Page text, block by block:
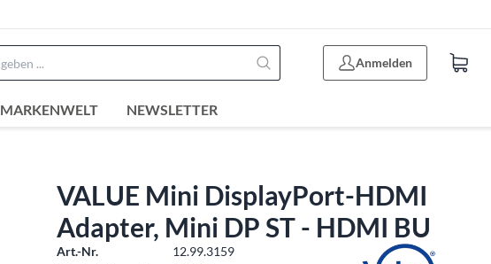
Anmelden
MARKENWELT NEWSLETTER
VALUE Mini DisplayPort-HDMI
Adapter, Mini DP ST - HDMI BU
Art.-Nr.
12.99.3159